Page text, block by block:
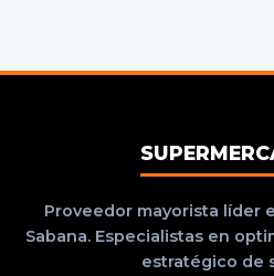
Proveedor mayorista líder
Sabana. Especialistas en
estratégico de